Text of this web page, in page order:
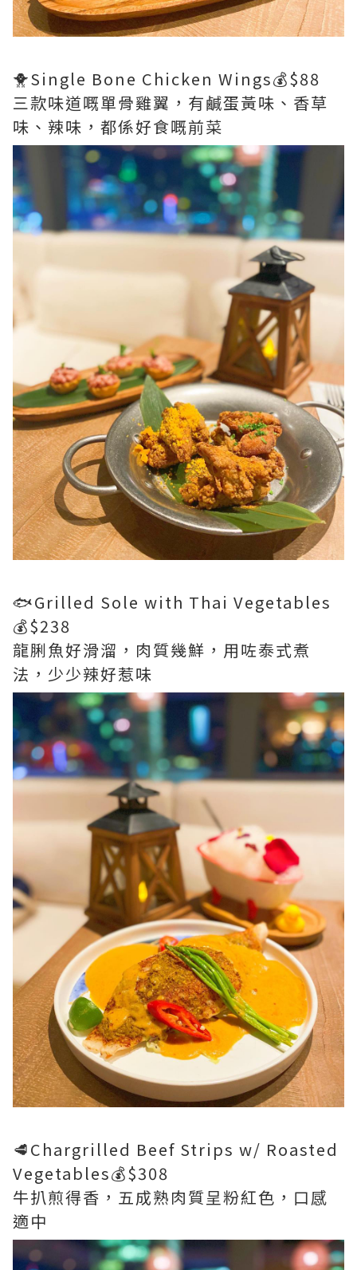
🐥Single Bone Chicken Wings💰$88
三款味道嘅單骨雞翼，有鹹蛋黃味、香草
味、辣味，都係好食嘅前菜
🐟Grilled Sole with Thai Vegetables
💰$238
龍脷魚好滑溜，肉質幾鮮，用咗泰式煮
法，少少辣好惹味
🥩Chargrilled Beef Strips w/ Roasted
Vegetables💰$308
牛扒煎得香，五成熟肉質呈粉紅色，口感
適中